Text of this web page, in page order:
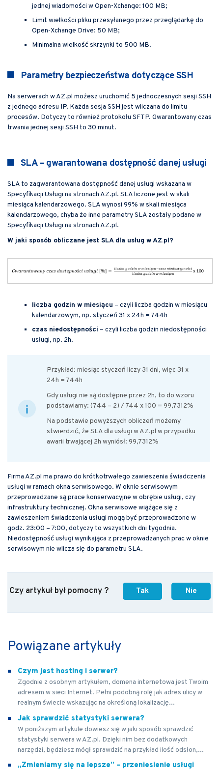
jednej wiadomości w Open-Xchange: 100 MB;
Limit wielkości pliku przesyłanego przez przeglądarkę do
Open-Xchange Drive: 50 MB;
Minimalna wielkość skrzynki to 500 MB.
Parametry bezpieczeństwa dotyczące SSH
Na serwerach w AZ.pl możesz uruchomić 5 jednoczesnych sesji SSH
z jednego adresu IP. Każda sesja SSH jest wliczana do limitu
procesów. Dotyczy to również protokołu SFTP. Gwarantowany czas
trwania jednej sesji SSH to 30 minut.
SLA – gwarantowana dostępność danej usługi
SLA to zagwarantowana dostępność danej usługi wskazana w
Specyfikacji Usługi na stronach AZ.pl. SLA liczone jest w skali
miesiąca kalendarzowego. SLA wynosi 99% w skali miesiąca
kalendarzowego, chyba że inne parametry SLA zostały podane w
Specyfikacji Usługi na stronach AZ.pl.
W jaki sposób obliczane jest SLA dla usług w AZ.pl?
liczba godzin w miesiącu – czyli liczba godzin w miesiącu
kalendarzowym, np. styczeń 31 x 24h = 744h
czas niedostępności – czyli liczba godzin niedostępności
usługi, np. 2h.
Przykład: miesiąc styczeń liczy 31 dni, więc 31 x
24h = 744h
Gdy usługi nie są dostępne przez 2h, to do wzoru
podstawiamy: (744 – 2) / 744 x 100 = 99,7312%
Na podstawie powyższych obliczeń możemy
stwierdzić, że SLA dla usługi w AZ.pl w przypadku
awarii trwającej 2h wyniósł: 99,7312%
Firma AZ.pl ma prawo do krótkotrwałego zawieszenia świadczenia
usługi w ramach okna serwisowego. W oknie serwisowym
przeprowadzane są prace konserwacyjne w obrębie usługi, czy
infrastruktury technicznej. Okna serwisowe wiążące się z
zawieszeniem świadczenia usługi mogą być przeprowadzone w
godz. 23:00 – 7:00, dotyczy to wszystkich dni tygodnia.
Niedostępność usługi wynikająca z przeprowadzanych prac w oknie
serwisowym nie wlicza się do parametru SLA.
Czy artykuł był pomocny ? Tak Nie
Powiązane artykuły
Czym jest hosting i serwer?
Zgodnie z osobnym artykułem, domena internetowa jest Twoim
adresem w sieci Internet. Pełni podobną rolę jak adres ulicy w
realnym świecie wskazując na określoną lokalizację...
Jak sprawdzić statystyki serwera?
W poniższym artykule dowiesz się w jaki sposób sprawdzić
statystyki serwera w AZ.pl. Dzięki nim bez dodatkowych
narzędzi, będziesz mógł sprawdzić na przykład ilość odsłon,...
„Zmieniamy się na lepsze” – przeniesienie usługi